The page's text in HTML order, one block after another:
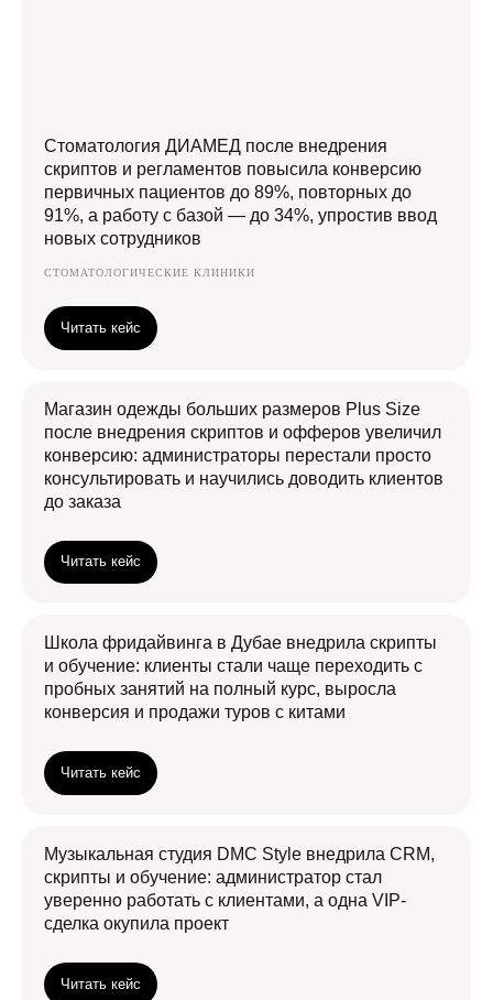
Стоматология ДИАМЕД после внедрения
скриптов и регламентов повысила конверсию
первичных пациентов до 89%, повторных до
91%, а работу с базой — до 34%, упростив ввод
новых сотрудников
СТОМАТОЛОГИЧЕСКИЕ КЛИНИКИ
Читать кейс
Магазин одежды больших размеров Plus Size
после внедрения скриптов и офферов увеличил
конверсию: администраторы перестали просто
консультировать и научились доводить клиентов
до заказа
Читать кейс
Школа фридайвинга в Дубае внедрила скрипты
и обучение: клиенты стали чаще переходить с
пробных занятий на полный курс, выросла
конверсия и продажи туров с китами
Читать кейс
Музыкальная студия DMC Style внедрила CRM,
скрипты и обучение: администратор стал
уверенно работать с клиентами, а одна VIP-
сделка окупила проект
Читать кейс